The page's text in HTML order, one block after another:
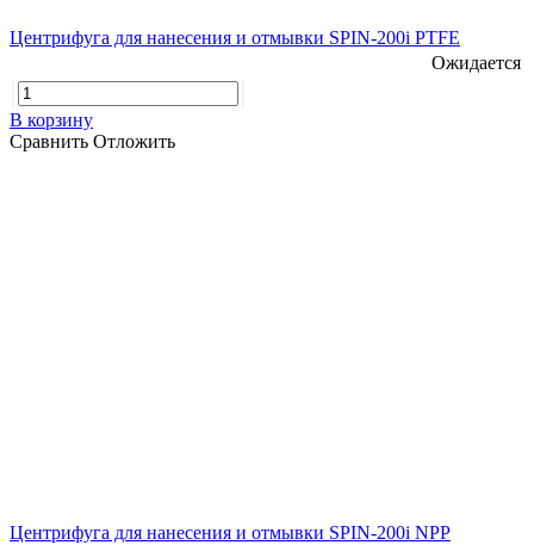
Центрифуга для нанесения и отмывки SPIN-200i PTFE
Ожидается
В корзину
Сравнить Отложить
Центрифуга для нанесения и отмывки SPIN-200i NPP